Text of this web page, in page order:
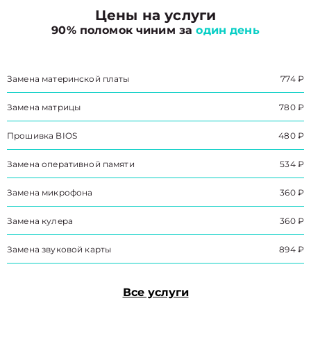
Цены на услуги
90% поломок чиним заодин день
Замена материнской платы 774 ₽
Замена матрицы 780 ₽
Прошивка BIOS 480 ₽
Замена оперативной памяти 534 ₽
Замена микрофона 360 ₽
Замена кулера 360 ₽
Замена звуковой карты 894 ₽
Все услуги